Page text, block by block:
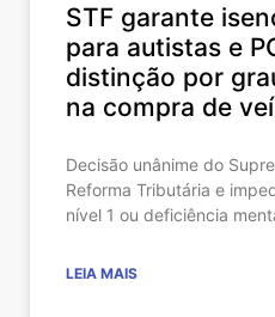
STF garante
para autistas e
distinção por
na compra de
Decisão unânime do
Reforma Tributária e
nível 1 ou deficiência
LEIA MAIS